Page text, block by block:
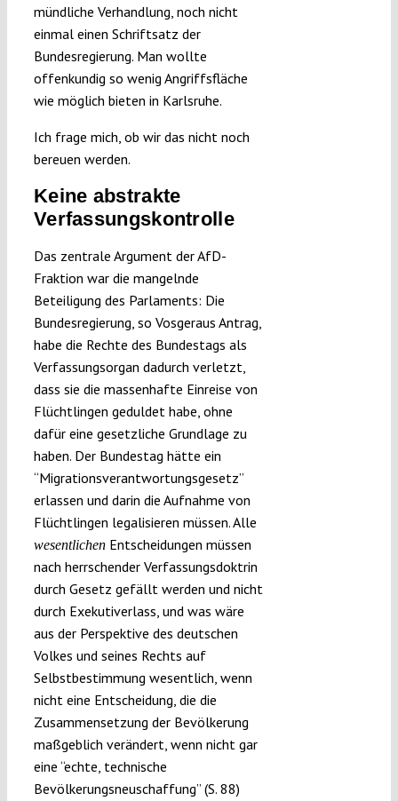
mündliche Verhandlung, noch nicht
einmal einen Schriftsatz der
Bundesregierung. Man wollte
offenkundig so wenig Angriffsfläche
wie möglich bieten in Karlsruhe.
Ich frage mich, ob wir das nicht noch
bereuen werden.
Keine abstrakte
Verfassungskontrolle
Das zentrale Argument der AfD-
Fraktion war die mangelnde
Beteiligung des Parlaments: Die
Bundesregierung, so Vosgeraus Antrag,
habe die Rechte des Bundestags als
Verfassungsorgan dadurch verletzt,
dass sie die massenhafte Einreise von
Flüchtlingen geduldet habe, ohne
dafür eine gesetzliche Grundlage zu
haben. Der Bundestag hätte ein
“Migrationsverantwortungsgesetz”
erlassen und darin die Aufnahme von
Flüchtlingen legalisieren müssen. Alle
wesentlichenEntscheidungen müssen
nach herrschender Verfassungsdoktrin
durch Gesetz gefällt werden und nicht
durch Exekutiverlass, und was wäre
aus der Perspektive des deutschen
Volkes und seines Rechts auf
Selbstbestimmung wesentlich, wenn
nicht eine Entscheidung, die die
Zusammensetzung der Bevölkerung
maßgeblich verändert, wenn nicht gar
eine “echte, technische
Bevölkerungsneuschaffung” (S. 88)